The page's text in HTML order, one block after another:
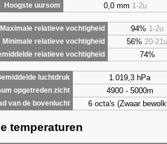
Hoogste uursom 0,0 mm 1-2u
Maximale relatieve vochtigheid 94% 1-2u
Minimale relatieve vochtigheid 56% 20-21u
relatieve vochtigheid 74%
luchtdruk 1.019,3 hPa
opgetreden zicht 4900 - 5000m
van de bovenlucht 6 octa's (Zwaar
temperaturen